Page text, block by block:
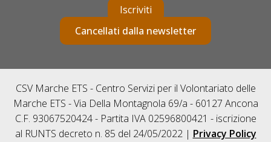
Iscriviti
Cancellati dalla newsletter
CSV Marche ETS - Centro Servizi per il Volontariato delle
Marche ETS - Via Della Montagnola 69/a - 60127 Ancona
C.F. 93067520424 - Partita IVA 02596800421 - iscrizione
al RUNTS decreto n. 85 del 24/05/2022 | Privacy Policy